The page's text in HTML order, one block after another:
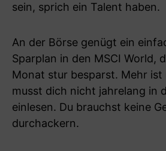
sein, sprich ein Talent haben.
An der Börse genügt ein
Sparplan in den MSCI World,
Monat stur besparst. Mehr ist
musst dich nicht jahrelang in
einlesen. Du brauchst keine
durchackern.